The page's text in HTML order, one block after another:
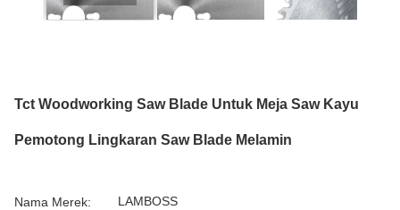
Tct Woodworking Saw Blade Untuk Meja Saw Kayu
Pemotong Lingkaran Saw Blade Melamin
Nama Merek: LAMBOSS